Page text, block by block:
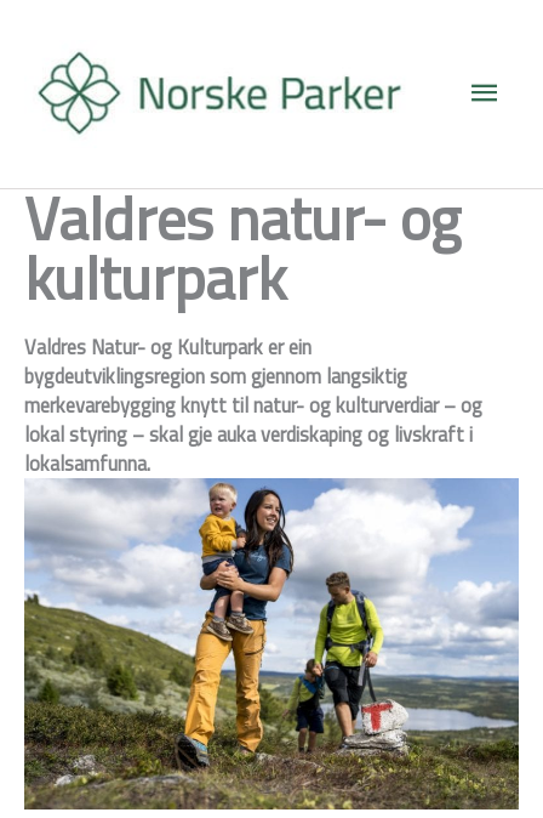
innholdet
Valdres natur- og
kulturpark
Valdres Natur- og Kulturpark er ein
bygdeutviklingsregion som gjennom langsiktig
merkevarebygging knytt til natur- og kulturverdiar – og
lokal styring – skal gje auka verdiskaping og livskraft i
lokalsamfunna.